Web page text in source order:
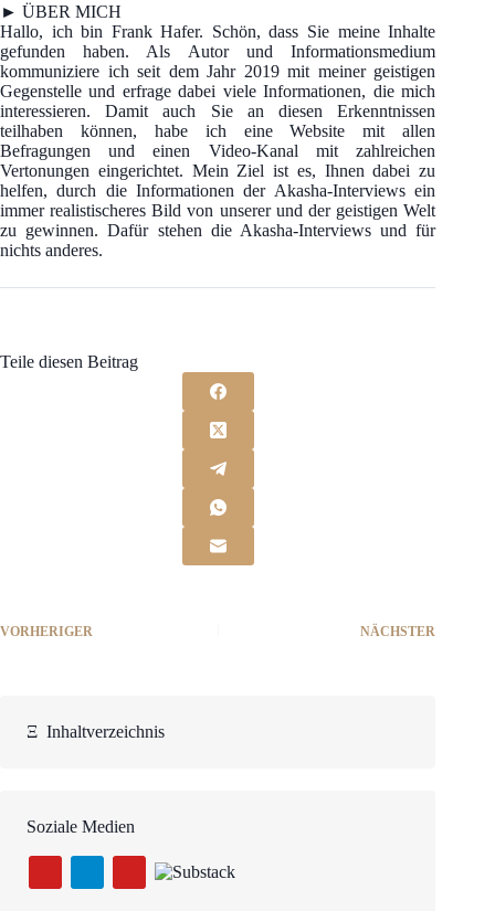
► ÜBER MICH
Hallo, ich bin Frank Hafer. Schön, dass Sie meine Inhalte
gefunden haben. Als Autor und Informationsmedium
kommuniziere ich seit dem Jahr 2019 mit meiner geistigen
Gegenstelle und erfrage dabei viele Informationen, die mich
interessieren. Damit auch Sie an diesen Erkenntnissen
teilhaben können, habe ich eine Website mit allen
Befragungen und einen Video-Kanal mit zahlreichen
Vertonungen eingerichtet. Mein Ziel ist es, Ihnen dabei zu
helfen, durch die Informationen der Akasha-Interviews ein
immer realistischeres Bild von unserer und der geistigen Welt
zu gewinnen. Dafür stehen die Akasha-Interviews und für
nichts anderes.
Teile diesen Beitrag
VORHERIGER NÄCHSTER
Ξ Inhaltverzeichnis
Soziale Medien